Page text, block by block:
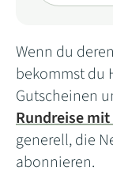
Wenn du deren
bekommst du
Gutscheinen
Rundreise
generell, die
abonnieren.